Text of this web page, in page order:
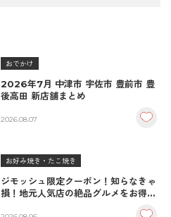
おでかけ
2026年7月 中津市 宇佐市 豊前市 豊
後高田 新店舗まとめ
2026.08.07
お好み焼き・たこ焼き
ジモッシュ限定クーポン！知らなきゃ
損！地元人気店の絶品グルメをお得に